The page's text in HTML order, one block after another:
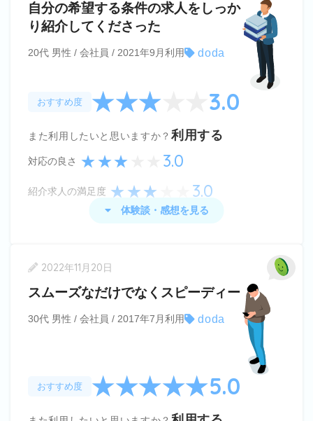
しっかりと見極めて調べられるところです。
また、最初のカウンセリングのようなものでアドバ
イザーさんが用意してくれている求人が100件以上
あり、アドバイザーさんが応募企業をしっかり把握
されているため合う・合わないを的確なアドバイス
です。
自分の希望する条件の求人をしっか
り紹介してくださった
20代 男性 / 会社員 / 2021年9月利用 doda
おすすめ度 3.0
また利用したいと思いますか？ 利用する
対応の良さ 3.0
紹介求人の満足度 3.0
当時はやりたい仕事というよりも、仕事をしていく
上での条件を重視して求人を探しており、担当の方
にはかなり強くワガママな意見を伝えたと思うので
すが、自分の希望する条件の求人をしっかり紹介し
てくださったり、担当の方の対応もとても親身に対
応してくださって助かりました。
体験談・感想を見る
2022年11月20日
スムーズなだけでなくスピーディー
30代 男性 / 会社員 / 2017年7月利用 doda
おすすめ度 5.0